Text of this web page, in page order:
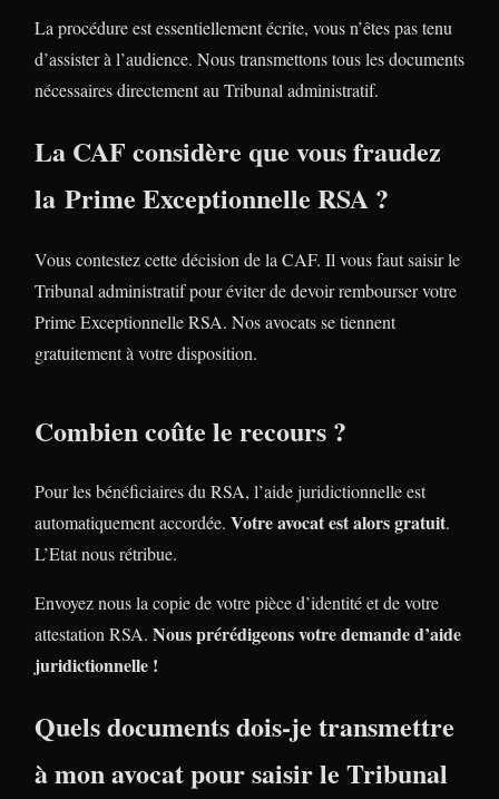
La procédure est essentiellement écrite, vous n’êtes pas tenu
d’assister à l’audience. Nous transmettons tous les documents
nécessaires directement au Tribunal administratif.
La CAF considère que vous fraudez
la Prime Exceptionnelle RSA ?
Vous contestez cette décision de la CAF. Il vous faut saisir le
Tribunal administratif pour éviter de devoir rembourser votre
Prime Exceptionnelle RSA. Nos avocats se tiennent
gratuitement à votre disposition.
Combien coûte le recours ?
Pour les bénéficiaires du RSA, l’aide juridictionnelle est
automatiquement accordée. Votre avocat est alors gratuit.
L’Etat nous rétribue.
Envoyez nous la copie de votre pièce d’identité et de votre
attestation RSA. Nous prérédigeons votre demande d’aide
juridictionnelle !
Quels documents dois-je transmettre
à mon avocat pour saisir le Tribunal